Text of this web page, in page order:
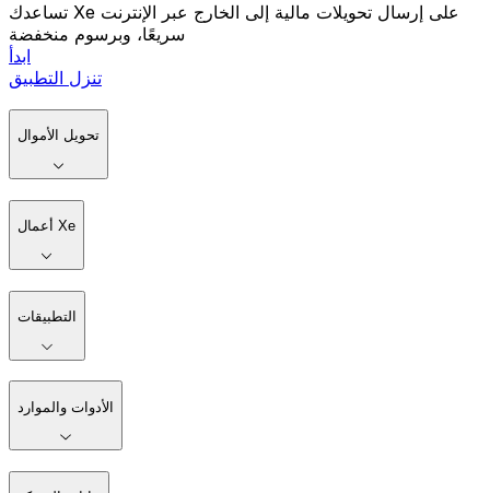
تساعدك Xe على إرسال تحويلات مالية إلى الخارج عبر الإنترنت
سريعًا، وبرسوم منخفضة
ابدأ
تنزل التطبيق
تحويل الأموال
أعمال Xe
التطبيقات
الأدوات والموارد